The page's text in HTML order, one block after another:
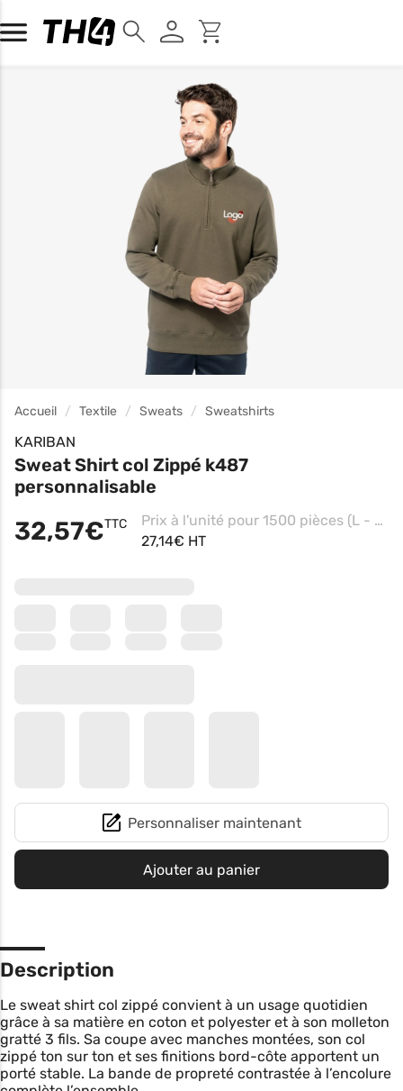
Accueil Textile Sweats Sweatshirts
KARIBAN
Sweat Shirt col Zippé k487
personnalisable
32,57€TTC
Prix à l'unité pour 1500 pièces (L - Navy, Impression coeur)
27,14€ HT
Personnaliser maintenant
Ajouter au panier
Description
Le sweat shirt col zippé convient à un usage quotidien
grâce à sa matière en coton et polyester et à son molleton
gratté 3 fils. Sa coupe avec manches montées, son col
zippé ton sur ton et ses finitions bord-côte apportent un
porté stable. La bande de propreté contrastée à l’encolure